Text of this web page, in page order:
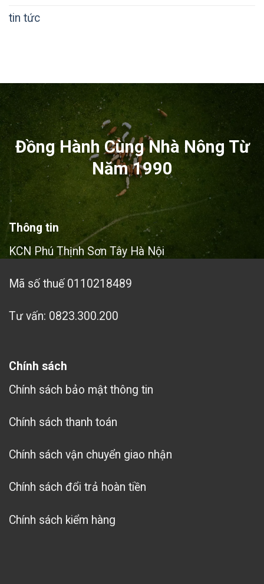
tin tức
Đồng Hành Cùng Nhà Nông Từ
Năm 1990
Thông tin
KCN Phú Thịnh Sơn Tây Hà Nội
Mã số thuế 0110218489
Tư vấn: 0823.300.200
Chính sách
Chính sách bảo mật thông tin
Chính sách thanh toán
Chính sách vận chuyển giao nhận
Chính sách đổi trả hoàn tiền
Chính sách kiểm hàng